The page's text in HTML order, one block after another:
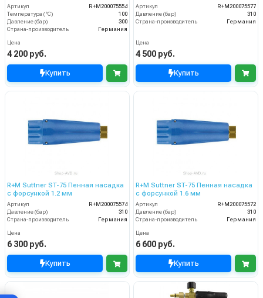
Артикул
R+M200075554
Температура (°C)
100
Давление (бар)
300
Страна-производитель
Германия
Цена
4 200 руб.
Купить
Артикул
R+M200075577
Давление (бар)
310
Страна-производитель
Германия
Цена
4 500 руб.
Купить
R+M Suttner ST-75 Пенная насадка
с форсункой 1.2 мм
Артикул
R+M200075574
Давление (бар)
310
Страна-производитель
Германия
Цена
6 300 руб.
Купить
R+M Suttner ST-75 Пенная насадка
с форсункой 1.6 мм
Артикул
R+M200075572
Давление (бар)
310
Страна-производитель
Германия
Цена
6 600 руб.
Купить